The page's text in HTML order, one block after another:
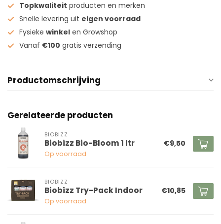
Topkwaliteit producten en merken
Snelle levering uit eigen voorraad
Fysieke winkel en Growshop
Vanaf €100 gratis verzending
Productomschrijving
Gerelateerde producten
BIOBIZZ
Biobizz Bio-Bloom 1 ltr
Op voorraad
€9,50
BIOBIZZ
Biobizz Try-Pack Indoor
Op voorraad
€10,85